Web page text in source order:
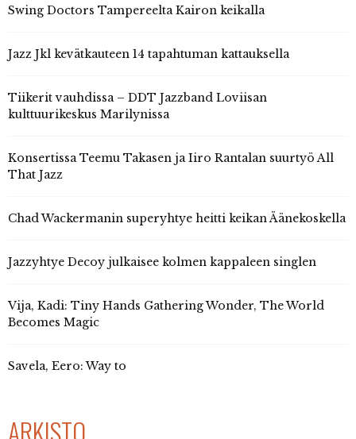
Swing Doctors Tampereelta Kairon keikalla
Jazz Jkl kevätkauteen 14 tapahtuman kattauksella
Tiikerit vauhdissa – DDT Jazzband Loviisan
kulttuurikeskus Marilynissa
Konsertissa Teemu Takasen ja Iiro Rantalan suurtyö All
That Jazz
Chad Wackermanin superyhtye heitti keikan Äänekoskella
Jazzyhtye Decoy julkaisee kolmen kappaleen singlen
Vija, Kadi: Tiny Hands Gathering Wonder, The World
Becomes Magic
Savela, Eero: Way to
ARKISTO